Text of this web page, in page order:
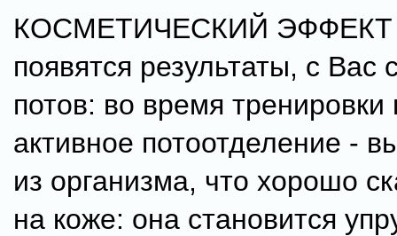
КОСМЕТИЧЕСКИЙ ЭФФЕКТ
появятся результаты, с Вас
потов: во время тренировки
активное потоотделение -
из организма, что хорошо
на коже: она становится